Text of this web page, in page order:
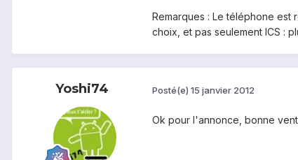
Remarques : Le téléphone
choix, et pas seulement ICS :
Yoshi74 Posté(e) 15 janvier 2012
Ok pour l'annonce, bonne